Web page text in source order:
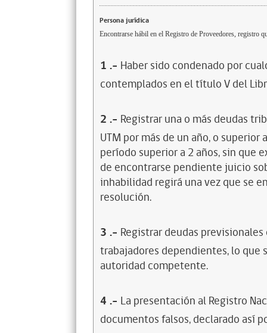
Persona jurídica
Encontrarse hábil en el Registro de Proveedores, registro
1 .- Haber sido condenado por
contemplados en el título V del
2 .- Registrar una o más deudas
UTM por más de un año, o
período superior a 2 años, sin que
de encontrarse pendiente juicio
inhabilidad regirá una vez que se
resolución.
3 .- Registrar deudas
trabajadores dependientes, lo
autoridad competente.
4 .- La presentación al Registro
documentos falsos, declarado así